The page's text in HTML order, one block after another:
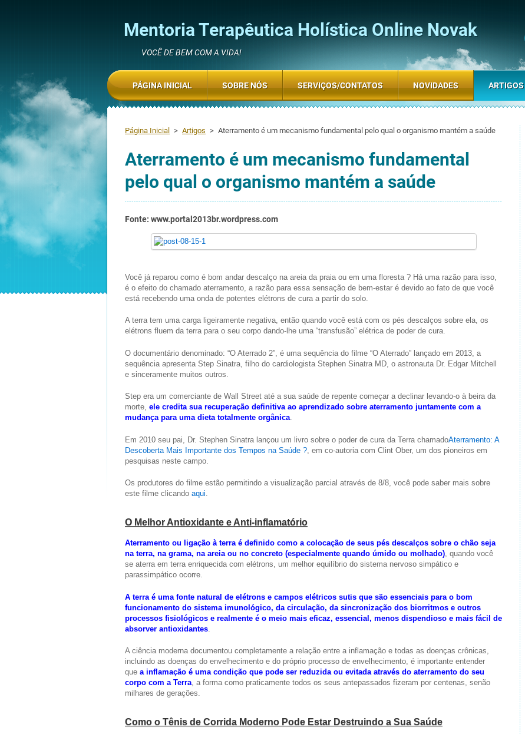
Mentoria Terapêutica Holística Online Novak
VOCÊ DE BEM COM A VIDA!
Página Inicial > Artigos > Aterramento é um mecanismo fundamental pelo qual o organismo mantém a saúde
Aterramento é um mecanismo fundamental
pelo qual o organismo mantém a saúde
Fonte: www.portal2013br.wordpress.com
Você já reparou como é bom andar descalço na areia da praia ou em uma floresta ? Há uma razão para isso,
é o efeito do chamado aterramento, a razão para essa sensação de bem-estar é devido ao fato de que você
está recebendo uma onda de potentes elétrons de cura a partir do solo.
A terra tem uma carga ligeiramente negativa, então quando você está com os pés descalços sobre ela, os
elétrons fluem da terra para o seu corpo dando-lhe uma “transfusão” elétrica de poder de cura.
O documentário denominado: “O Aterrado 2”, é uma sequência do filme “O Aterrado” lançado em 2013, a
sequência apresenta Step Sinatra, filho do cardiologista Stephen Sinatra MD, o astronauta Dr. Edgar Mitchell
e sinceramente muitos outros.
Step era um comerciante de Wall Street até a sua saúde de repente começar a declinar levando-o à beira da
morte, ele credita sua recuperação definitiva ao aprendizado sobre aterramento juntamente com a
mudança para uma dieta totalmente orgânica.
Em 2010 seu pai, Dr. Stephen Sinatra lançou um livro sobre o poder de cura da Terra chamadoAterramento: A
Descoberta Mais Importante dos Tempos na Saúde ? , em co-autoria com Clint Ober, um dos pioneiros em
pesquisas neste campo.
Os produtores do filme estão permitindo a visualização parcial através de 8/8, você pode saber mais sobre
este filme clicando aqui.
O Melhor Antioxidante e Anti-inflamatório
Aterramento ou ligação à terra é definido como a colocação de seus pés descalços sobre o chão seja
na terra, na grama, na areia ou no concreto (especialmente quando úmido ou molhado), quando você
se aterra em terra enriquecida com elétrons, um melhor equilíbrio do sistema nervoso simpático e
parassimpático ocorre.
A terra é uma fonte natural de elétrons e campos elétricos sutis que são essenciais para o bom
funcionamento do sistema imunológico, da circulação, da sincronização dos biorritmos e outros
processos fisiológicos e realmente é o meio mais eficaz, essencial, menos dispendioso e mais fácil de
absorver antioxidantes
A ciência moderna documentou completamente a relação entre a inflamação e todas as doenças crônicas,
incluindo as doenças do envelhecimento e do próprio processo de envelhecimento, é importante entender
que a inflamação é uma condição que pode ser reduzida ou evitada através do aterramento do seu
corpo com a Terra, a forma como praticamente todos os seus antepassados fizeram por centenas, senão
milhares de gerações.
Como o Tênis de Corrida Moderno Pode Estar Destruindo a Sua Saúde
PÁGINA INICIAL SOBRE NÓS SERVIÇOS/CONTATOS NOVIDADES ARTIGOS